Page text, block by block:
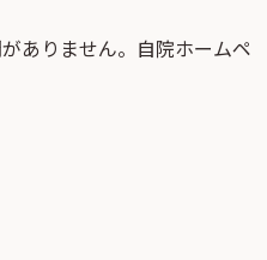
ありません。自院ホームペ